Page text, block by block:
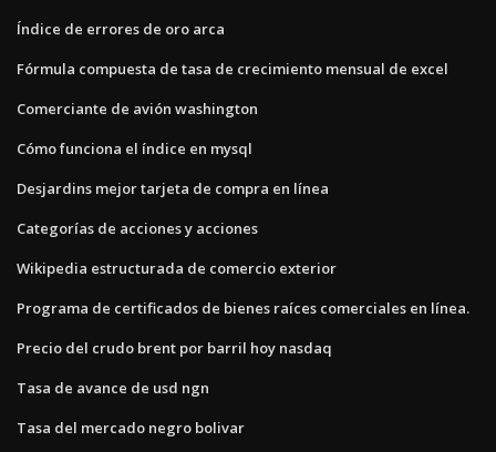
Índice de errores de oro arca
Fórmula compuesta de tasa de crecimiento mensual de excel
Comerciante de avión washington
Cómo funciona el índice en mysql
Desjardins mejor tarjeta de compra en línea
Categorías de acciones y acciones
Wikipedia estructurada de comercio exterior
Programa de certificados de bienes raíces comerciales en línea.
Precio del crudo brent por barril hoy nasdaq
Tasa de avance de usd ngn
Tasa del mercado negro bolivar